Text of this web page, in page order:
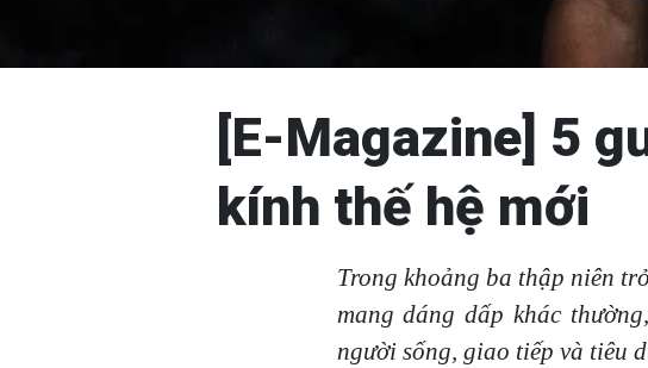
[E-Magazine] 5
kính thế hệ mới
Trong khoảng ba thập niên
mang dáng dấp khác
người sống, giao tiếp và tiêu